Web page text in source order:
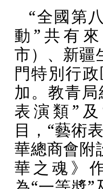
“全國第
動”共有
市）、新疆
門特別行
加。教青
表演類”
目，“藝術
華總商會附
華之魂》